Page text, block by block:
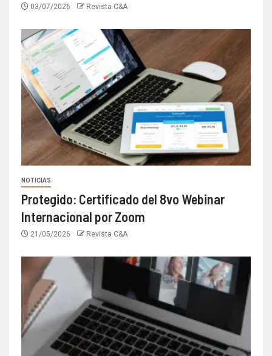
03/07/2026 Revista C&A
NOTICIAS
Protegido: Certificado del 8vo Webinar
Internacional por Zoom
21/05/2026 Revista C&A